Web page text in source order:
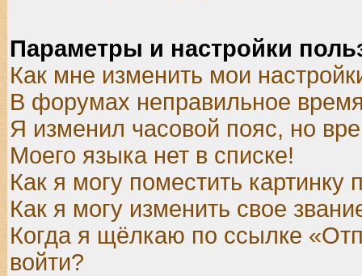
Параметры и настройки
Как мне изменить мои
В форумах неправильное
Я изменил часовой пояс, но
Моего языка нет в списке!
Как я могу поместить
Как я могу изменить свое
Когда я щёлкаю по ссылке
войти?